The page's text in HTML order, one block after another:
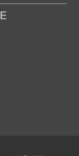
ProvenExpert.com